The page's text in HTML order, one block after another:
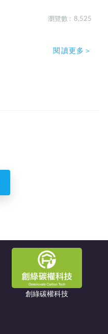
瀏覽數 : 8,525
閱讀更多＞
創綠碳權科技